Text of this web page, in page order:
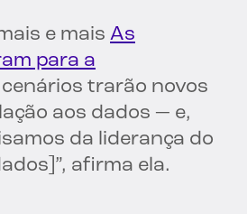
e mais As
para a
cenários trarão novos
aos dados — e,
da liderança do
afirma ela.